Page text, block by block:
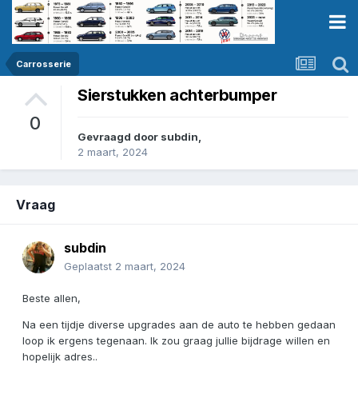
Carrosserie
0
Sierstukken achterbumper
Gevraagd door subdin,
2 maart, 2024
Vraag
subdin
Geplaatst 2 maart, 2024
Beste allen,
Na een tijdje diverse upgrades aan de auto te hebben gedaan
loop ik ergens tegenaan. Ik zou graag jullie bijdrage willen en
hopelijk adres..